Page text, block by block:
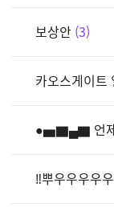
보상안 3
카오스게이트
●▅▇▄▇ 언제
‼뿌우우우우